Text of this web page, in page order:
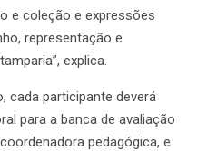
e coleção e expressões
representação e
explica.
cada participante deverá
para a banca de avaliação
pedagógica, e